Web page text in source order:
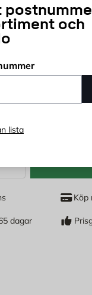
och
lista
under ett
parasoll-
med infraröda
för att se
Köp
dagar